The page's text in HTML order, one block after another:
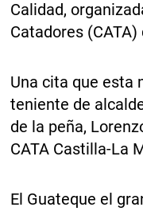
Calidad,
Catadores
Una cita que esta
teniente de
de la peña,
CATA Castilla-La
El Guateque el